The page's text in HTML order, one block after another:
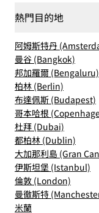
熱門目的地
阿姆斯特丹
曼谷 (Bangkok)
邦加羅爾 (Bengaluru)
柏林 (Berlin)
布達佩斯 (Budapest)
哥本哈根
杜拜 (Dubai)
都柏林 (Dublin)
大加那利島 (Gran
伊斯坦堡 (Istanbul)
倫敦 (London)
曼徹斯特
米蘭